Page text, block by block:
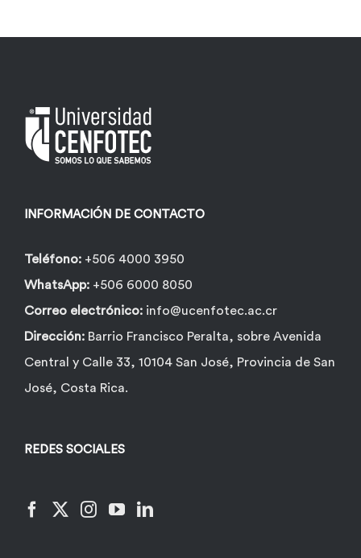
pueden
elegir
la
de
producto
INFORMACIÓN DE CONTACTO
Teléfono: +506 4000 3950
WhatsApp: +506 6000 8050
Correo electrónico: info@ucenfotec.ac.cr
Dirección: Barrio Francisco Peralta, sobre Avenida
Central y Calle 33, 10104 San José, Provincia de San
José, Costa Rica.
REDES SOCIALES